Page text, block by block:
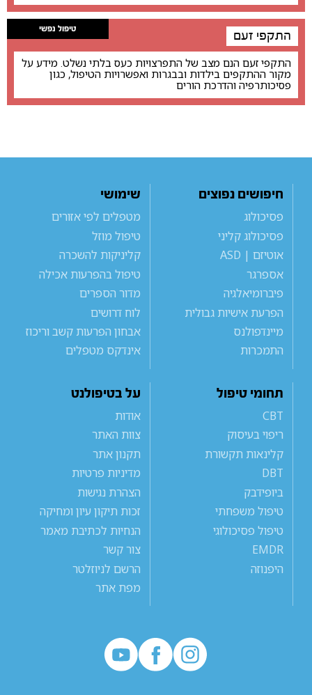
טיפול נפשי התקפי זעם
התקפי זעם הנם מצב של התפרצויות כעס בלתי נשלט. מידע על
מקור ההתקפים בילדות ובבגרות ואפשרויות הטיפול, כגון
פסיכותרפיה והדרכת הורים
חיפושים נפוצים
פסיכולוג
פסיכולוג קליני
אוטיזם | ASD
אספרגר
פיברומיאלגיה
הפרעת אישיות גבולית
מיינדפולנס
התמכרות
שימושי
מטפלים לפי אזורים
טיפול מוזל
קליניקות להשכרה
טיפול בהפרעות אכילה
מדור הספרים
לוח דרושים
אבחון הפרעות קשב וריכוז
אינדקס מטפלים
תחומי טיפול
CBT
ריפוי בעיסוק
קלינאות תקשורת
DBT
ביופידבק
טיפול משפחתי
טיפול פסיכולוגי
EMDR
היפנוזה
על בטיפולנט
אודות
צוות האתר
תקנון אתר
מדיניות פרטיות
הצהרת נגישות
זכות תיקון עיון ומחיקה
הנחיות לכתיבת מאמר
צור קשר
הרשם לניוזלטר
מפת אתר